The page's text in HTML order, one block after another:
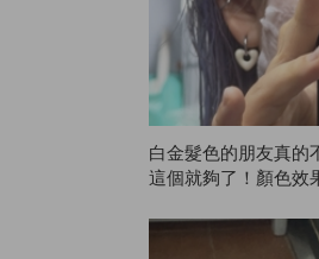
白金髮色的朋友真的
這個就夠了！顏色效
泡瓶打泡，幾乎沒有